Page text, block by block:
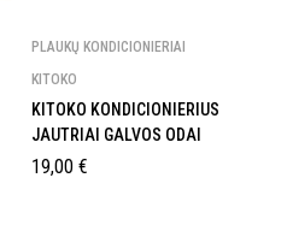
PLAUKŲ KONDICIONIERIAI
KITOKO
KITOKO KONDICIONIERIUS
JAUTRIAI GALVOS ODAI
19,00 €